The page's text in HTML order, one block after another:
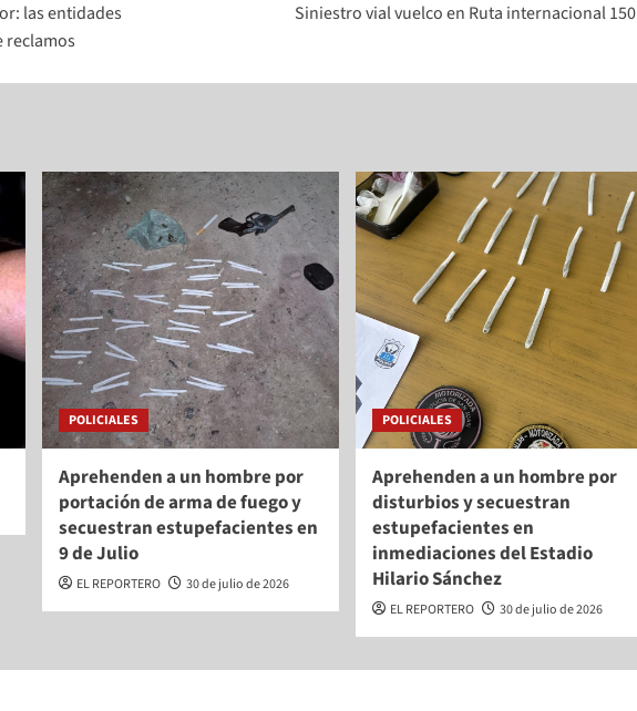
las entidades
reclamos
Siniestro vial vuelco en Ruta internacional 150
POLICIALES
Aprehenden a un hombre por
portación de arma de fuego y
secuestran estupefacientes en
9 de Julio
EL REPORTERO 30 de julio de 2026
POLICIALES
Aprehenden a un hombre por
disturbios y secuestran
estupefacientes en
inmediaciones del Estadio
Hilario Sánchez
EL REPORTERO 30 de julio de 2026